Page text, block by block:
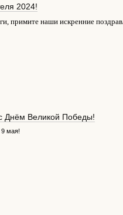
2024!
примите наши искренние
Днём Великой Победы!
мая!